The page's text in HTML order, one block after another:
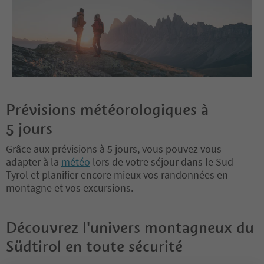
Prévisions météorologiques à
5 jours
Grâce aux prévisions à 5 jours, vous pouvez vous
adapter à la météo lors de votre séjour dans le Sud-
Tyrol et planifier encore mieux vos randonnées en
montagne et vos excursions.
Découvrez l'univers montagneux du
Südtirol en toute sécurité